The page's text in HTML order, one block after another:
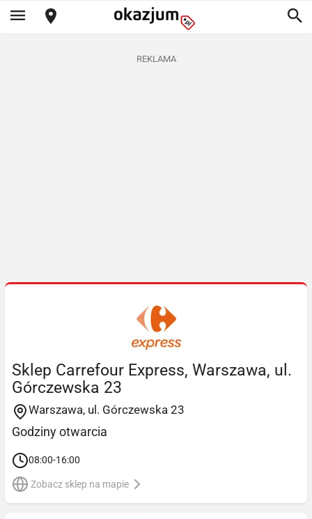
REKLAMA
Sklep Carrefour Express, Warszawa, ul.
Górczewska 23
Warszawa, ul. Górczewska 23
Godziny otwarcia
08:00-16:00
Zobacz sklep na mapie